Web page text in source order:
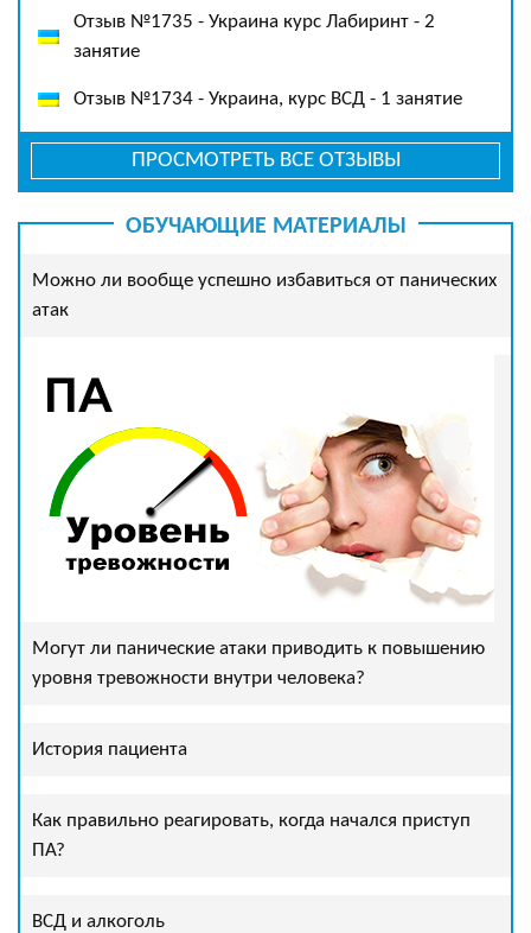
Отзыв №1735 - Украина курс Лабиринт - 2
занятие
Отзыв №1734 - Украина, курс ВСД - 1 занятие
ПРОСМОТРЕТЬ ВСЕ ОТЗЫВЫ
ОБУЧАЮЩИЕ МАТЕРИАЛЫ
Можно ли вообще успешно избавиться от панических
атак
Могут ли панические атаки приводить к повышению
уровня тревожности внутри человека?
История пациента
Как правильно реагировать, когда начался приступ
ПА?
ВСД и алкоголь